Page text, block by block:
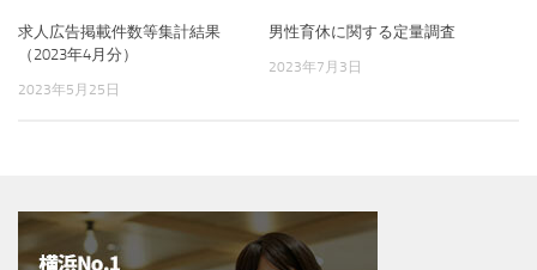
求人広告掲載件数等集計結果
（2023年4月分）
2023年5月25日
男性育休に関する定量調査
2023年7月3日